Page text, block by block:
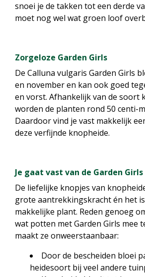
snoei je de takken tot een derde
moet nog wel wat groen loof
Zorgeloze Garden Girls
De Calluna vulgaris Garden Girls
en november en kan ook goed
en vorst. Afhankelijk van de soort
worden de planten rond 50 centi-
Daardoor vind je vast makkelijk
deze verfijnde knopheide.
Je gaat vast van de Garden
De liefelijke knopjes van
grote aantrekkingskracht én het
makkelijke plant. Reden genoeg
wat potten met Garden Girls mee
maakt ze onweerstaanbaar:
Door de bescheiden bloei
heidesoort bij veel andere